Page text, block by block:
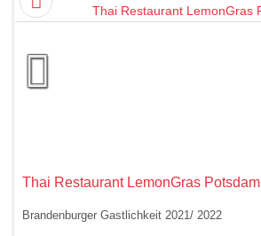
Thai Restaurant LemonGras Potsdam
Brandenburger Gastlichkeit 2021/ 2022